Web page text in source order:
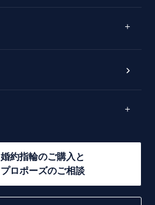
婚約指輪のご購入と
プロポーズのご相談